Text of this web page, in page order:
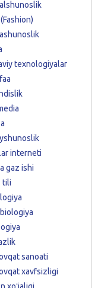
texnologiyalar
interneti
gaz ishi
tili
sanoati
xavfsizligi